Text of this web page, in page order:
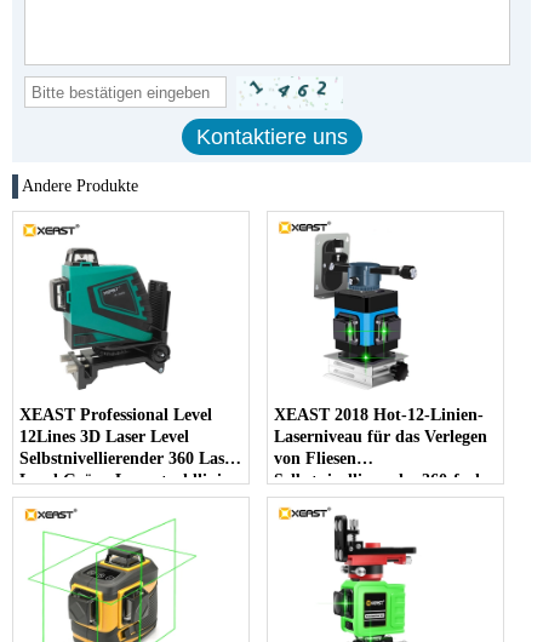
Andere Produkte
XEAST Professional Level
12Lines 3D Laser Level
Selbstnivellierender 360 Laser
Level Grüne Laserstrahllinie
532nm, 30mw
XEAST 2018 Hot-12-Linien-
Laserniveau für das Verlegen
von Fliesen
Selbstnivellierendes 360-fach
horizontales und vertikales
kreuzgrünes 3D-Laserniveau